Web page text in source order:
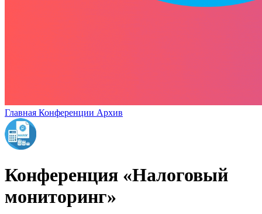
Главная Конференции Архив
Конференция «Налоговый
мониторинг»